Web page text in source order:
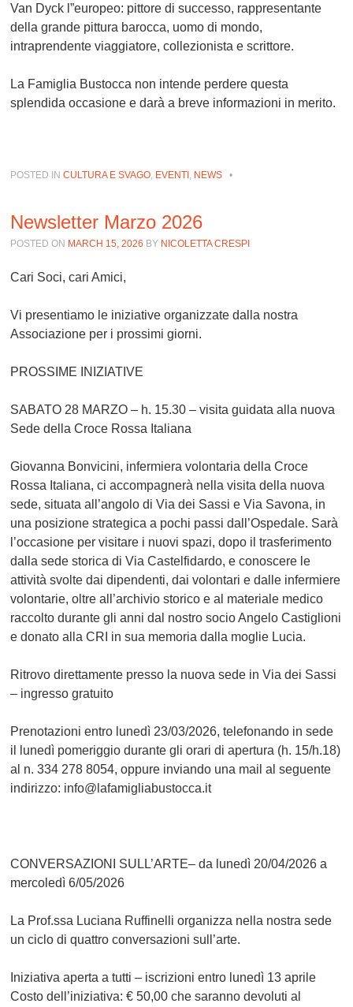
Van Dyck l”europeo: pittore di successo, rappresentante
della grande pittura barocca, uomo di mondo,
intraprendente viaggiatore, collezionista e scrittore.
La Famiglia Bustocca non intende perdere questa
splendida occasione e darà a breve informazioni in merito.
POSTED INCULTURA E SVAGO EVENTI NEWS •
Newsletter Marzo 2026
POSTED ON MARCH 15, 2026 BY NICOLETTA CRESPI
Cari Soci, cari Amici,
Vi presentiamo le iniziative organizzate dalla nostra
Associazione per i prossimi giorni.
PROSSIME INIZIATIVE
SABATO 28 MARZO – h. 15.30 – visita guidata alla nuova
Sede della Croce Rossa Italiana
Giovanna Bonvicini, infermiera volontaria della Croce
Rossa Italiana, ci accompagnerà nella visita della nuova
sede, situata all’angolo di Via dei Sassi e Via Savona, in
una posizione strategica a pochi passi dall’Ospedale. Sarà
l’occasione per visitare i nuovi spazi, dopo il trasferimento
dalla sede storica di Via Castelfidardo, e conoscere le
attività svolte dai dipendenti, dai volontari e dalle infermiere
volontarie, oltre all’archivio storico e al materiale medico
raccolto durante gli anni dal nostro socio Angelo Castiglioni
e donato alla CRI in sua memoria dalla moglie Lucia.
Ritrovo direttamente presso la nuova sede in Via dei Sassi
– ingresso gratuito
Prenotazioni entro lunedì 23/03/2026, telefonando in sede
il lunedì pomeriggio durante gli orari di apertura (h. 15/h.18)
al n. 334 278 8054, oppure inviando una mail al seguente
indirizzo: info@lafamigliabustocca.it
CONVERSAZIONI SULL’ARTE– da lunedì 20/04/2026 a
mercoledì 6/05/2026
La Prof.ssa Luciana Ruffinelli organizza nella nostra sede
un ciclo di quattro conversazioni sull’arte.
Iniziativa aperta a tutti – iscrizioni entro lunedì 13 aprile
Costo dell’iniziativa: € 50,00 che saranno devoluti al